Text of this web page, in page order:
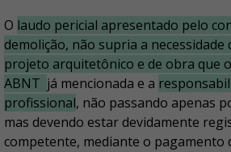
O laudo pericial apresentado pelo
demolição, não supria a necessidade
projeto arquitetônico e de obra que
ABNT já mencionada e a
profissional, não passando apenas
mas devendo estar devidamente
competente, mediante o pagamento